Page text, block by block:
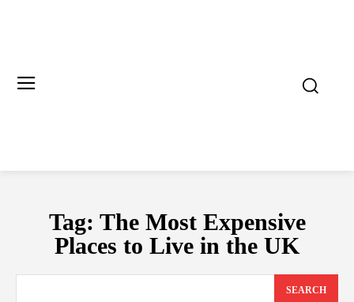
Tag: The Most Expensive
Places to Live in the UK
SEARCH